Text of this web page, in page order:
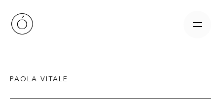
content
PAOLA VITALE